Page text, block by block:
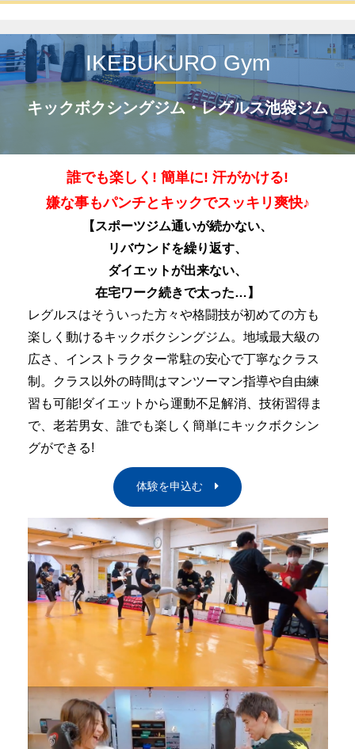
IKEBUKURO Gym
キックボクシングジム・レグルス池袋ジム
誰でも楽しく! 簡単に! 汗がかける!
嫌な事もパンチとキックでスッキリ爽快♪
【スポーツジム通いが続かない、
リバウンドを繰り返す、
ダイエットが出来ない、
在宅ワーク続きで太った…】
レグルスはそういった方々や格闘技が初めての方も
楽しく動けるキックボクシングジム。地域最大級の
広さ、インストラクター常駐の安心で丁寧なクラス
制。クラス以外の時間はマンツーマン指導や自由練
習も可能!ダイエットから運動不足解消、技術習得ま
で、老若男女、誰でも楽しく簡単にキックボクシン
グができる!
体験を申込む